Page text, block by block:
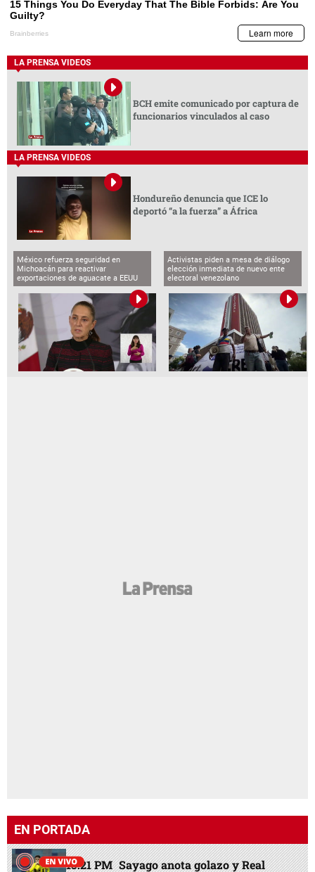
LA PRENSA VIDEOS
BCH emite comunicado por captura de
funcionarios vinculados al caso
LA PRENSA VIDEOS
Hondureño denuncia que ICE lo
deportó “a la fuerza” a África
México refuerza seguridad en
Michoacán para reactivar
exportaciones de aguacate a EEUU
Activistas piden a mesa de diálogo
elección inmediata de nuevo ente
electoral venezolano
EN PORTADA
15:21 PM Sayago anota golazo y Real